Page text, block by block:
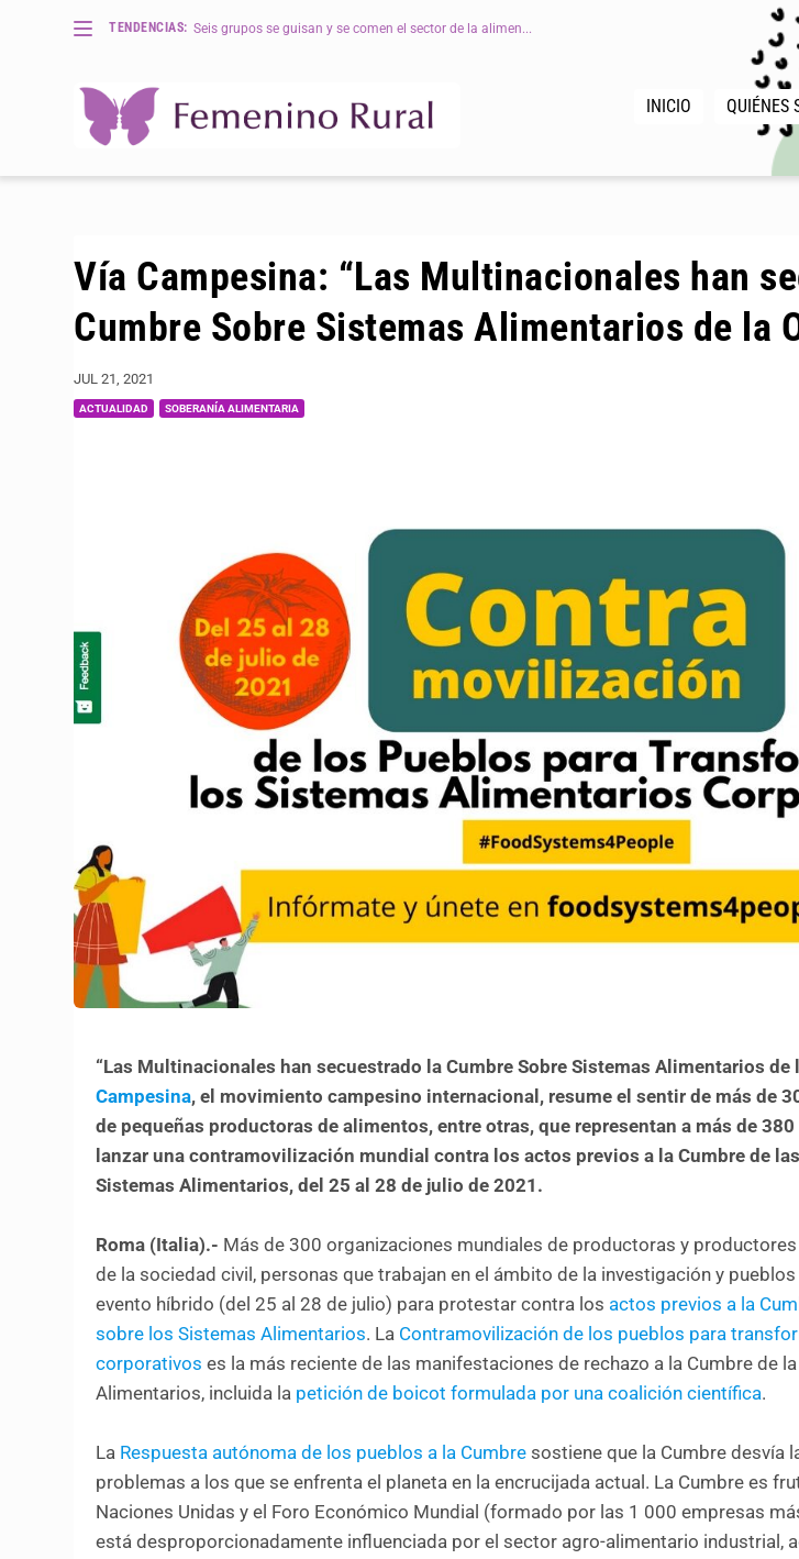
TENDENCIAS: Seis grupos se guisan y se comen el sector de la alimen...
INICIO QUIÉNES
Vía Campesina: “Las Multinacionales han
Cumbre Sobre Sistemas Alimentarios de la
JUL 21, 2021
ACTUALIDAD SOBERANÍA ALIMENTARIA
“Las Multinacionales han secuestrado la Cumbre Sobre Sistemas Alimentarios de
Campesina, el movimiento campesino internacional, resume el sentir de más de
de pequeñas productoras de alimentos, entre otras, que representan a más de
lanzar una contramovilización mundial contra los actos previos a la Cumbre de
Sistemas Alimentarios, del 25 al 28 de julio de 2021.
Roma (Italia).- Más de 300 organizaciones mundiales de productoras y
de la sociedad civil, personas que trabajan en el ámbito de la investigación y
evento híbrido (del 25 al 28 de julio) para protestar contra los actos previos a la
sobre los Sistemas Alimentarios. La Contramovilización de los pueblos para
corporativos es la más reciente de las manifestaciones de rechazo a la Cumbre de
Alimentarios, incluida la petición de boicot formulada por una coalición científica.
La Respuesta autónoma de los pueblos a la Cumbre sostiene que la Cumbre desvía
problemas a los que se enfrenta el planeta en la encrucijada actual. La Cumbre es
Naciones Unidas y el Foro Económico Mundial (formado por las 1 000 empresas
está desproporcionadamente influenciada por el sector agro-alimentario industrial,